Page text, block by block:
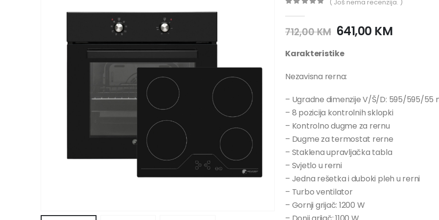
( Još nema recenzija. )
712,00KM 641,00 KM
Karakteristike
Nezavisna rerna:
– Ugradne dimenzije V/Š/D: 595/595/55
– 8 pozicija kontrolnih sklopki
– Kontrolno dugme za rernu
– Dugme za termostat rerne
– Staklena upravljačka tabla
– Svjetlo u rerni
– Jedna rešetka i duboki pleh u rerni
– Turbo ventilator
– Gornji grijač: 1200 W